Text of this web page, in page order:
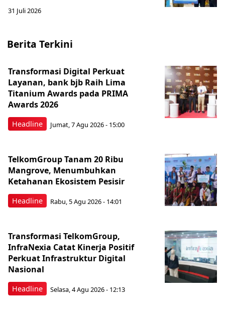
31 Juli 2026
Berita Terkini
Headline
Transformasi Digital Perkuat
Layanan, bank bjb Raih Lima
Titanium Awards pada PRIMA
Awards 2026
Jumat, 7 Agu 2026 - 15:00
Headline
TelkomGroup Tanam 20 Ribu
Mangrove, Menumbuhkan
Ketahanan Ekosistem Pesisir
Rabu, 5 Agu 2026 - 14:01
Headline
Transformasi TelkomGroup,
InfraNexia Catat Kinerja Positif
Perkuat Infrastruktur Digital
Nasional
Selasa, 4 Agu 2026 - 12:13